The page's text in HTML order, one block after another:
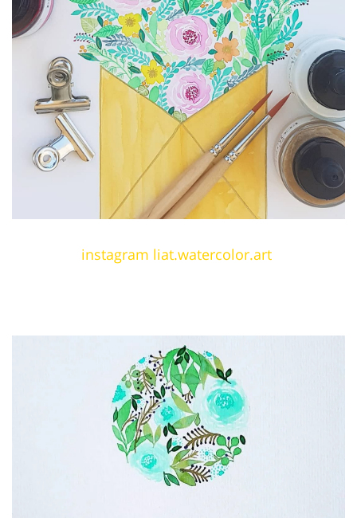
instagram liat.watercolor.art